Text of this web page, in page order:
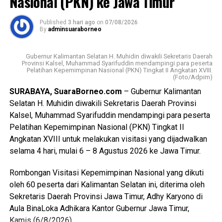
Messenger 0 Twitter/X 0
dan berintegritas dalam menjalankan tugas mencari,
mengolah, memverifikasi, serta menyampaikan informasi
kepada masyarakat.
lancar. Ini menjadi bekal bagi wartawan untuk terus
menjaga integritas dalam mencari dan menyampaikan
berita kepada masyarakat,” ujar Anang.
Pelaksanaan UKW ini sekaligus menegaskan pentingnya
peningkatan kompetensi wartawan di tengah arus
informasi yang semakin cepat. Kecepatan dalam
memberitakan informasi perlu berjalan beriringan dengan
verifikasi, akurasi, independensi, serta kepatuhan terhadap
etika jurnalistik.
Sebab, kualitas pers tidak hanya diukur dari seberapa
cepat sebuah berita dipublikasikan, tetapi juga dari
seberapa kuat wartawan memastikan informasi tersebut
“UKW menjadi bagian penting dalam meningkatkan kualitas
dan profesionalisme wartawan. Kami berharap para
peserta dapat mengikuti seluruh tahapan dengan baik
sehingga mampu meningkatkan kompetensi dan
menghasilkan karya jurnalistik yang berkualitas serta dapat
dipertanggungjawabkan,” ujar Anang Fadillah, Minggu
(9/8/2026).
Anang juga menyampaikan apresiasi kepada Bank Kalsel
yang turut mendukung pelaksanaan UKW SMSI Kalsel.
Dukungan tersebut dinilai menjadi bentuk kepedulian
terhadap peningkatan kualitas sumber daya manusia,
khususnya di bidang jurnalistik, sekaligus memperkuat
sinergi antara dunia usaha dan insan pers di Kalimantan
Selatan.
Selama dua hari pelaksanaan, 33 peserta mengikuti
rangkaian tahapan uji kompetensi yang menjadi bagian dari
Published 3 hari ago on 07/08/2026
By adminsuaraborneo
Gubernur Kalimantan Selatan H. Muhidin diwakili Sekretaris Daerah
Provinsi Kalsel, Muhammad Syarifuddin mendampingi para peserta
Pelatihan Kepemimpinan Nasional (PKN) Tingkat II Angkatan XVIII.
(Foto/Adpim)
SURABAYA, SuaraBorneo.com – Gubernur Kalimantan
Selatan H. Muhidin diwakili Sekretaris Daerah Provinsi
Kalsel, Muhammad Syarifuddin mendampingi para peserta
Pelatihan Kepemimpinan Nasional (PKN) Tingkat II
Angkatan XVIII untuk melakukan visitasi yang dijadwalkan
selama 4 hari, mulai 6 – 8 Agustus 2026 ke Jawa Timur.
Rombongan Visitasi Kepemimpinan Nasional yang dikuti
oleh 60 peserta dari Kalimantan Selatan ini, diterima oleh
Sekretaris Daerah Provinsi Jawa Timur, Adhy Karyono di
Aula BinaLoka Adhikara Kantor Gubernur Jawa Timur,